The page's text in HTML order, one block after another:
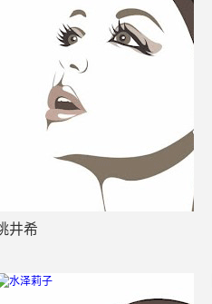
井希